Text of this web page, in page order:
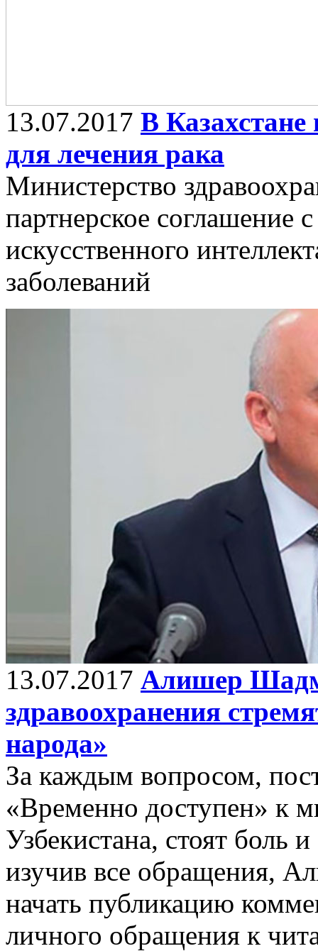
13.07.2017 В
для лечения рака
Министерство
партнерское соглашение
искусственного
заболеваний
13.07.2017 Алишер
здравоохранения
народа»
За каждым вопросом,
«Временно доступен» к
Узбекистана, стоят боль
изучив все обращения,
начать публикацию
личного обращения к